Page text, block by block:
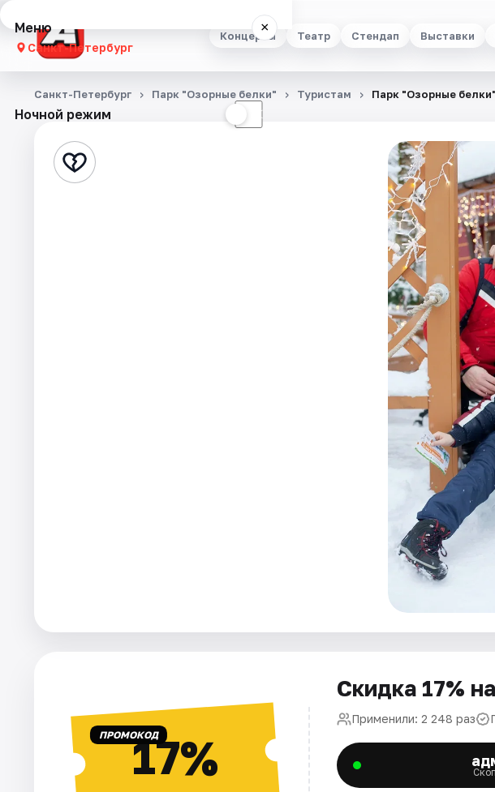
Концерты Театр Стендап Выставки
Меню ×
Санкт-Петербург
Концерты
Стендап
Ночной режим ☾
Санкт-Петербург Парк "Озорные белки" Туристам Парк "Озорные
ПРОМОКОД17%
Скидка 17%
Применили: 2 248 раз